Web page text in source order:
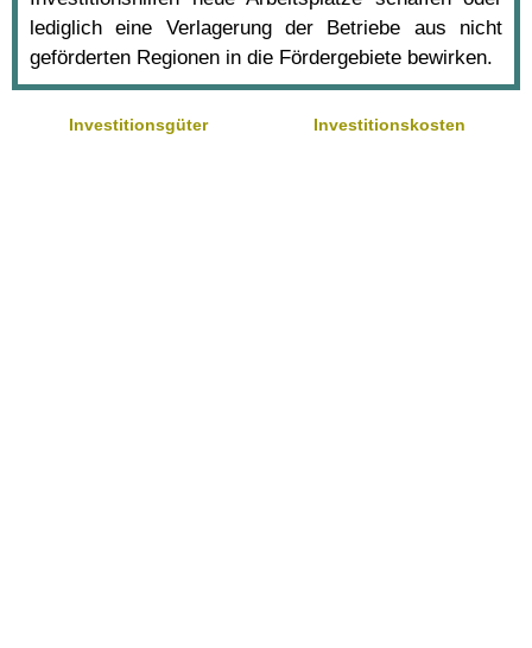
lediglich eine Verlagerung der Betriebe aus nicht
geförderten Regionen in die Fördergebiete bewirken.
Investitionsgüter Investitionskosten